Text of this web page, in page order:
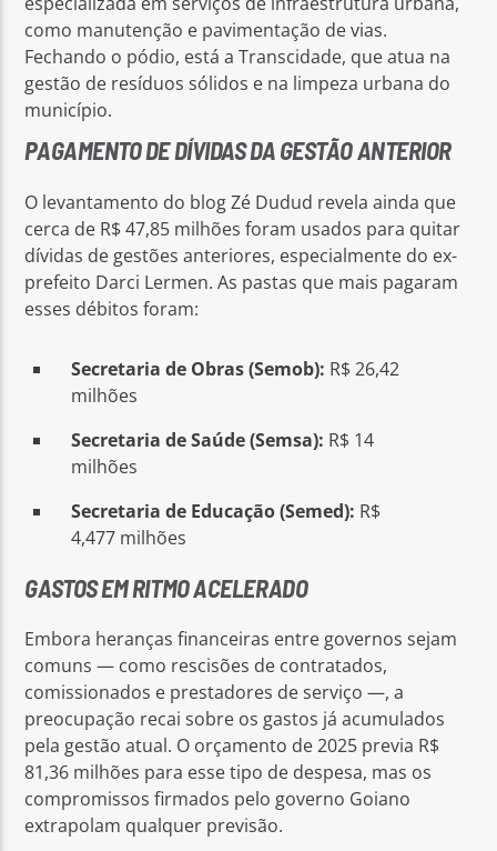
como manutenção e pavimentação de vias.
Fechando o pódio, está a Transcidade, que atua na
gestão de resíduos sólidos e na limpeza urbana do
município.
PAGAMENTO DE DÍVIDAS DA GESTÃO ANTERIOR
O levantamento do blog Zé Dudud revela ainda que
cerca de R$ 47,85 milhões foram usados para quitar
dívidas de gestões anteriores, especialmente do ex-
prefeito Darci Lermen. As pastas que mais pagaram
esses débitos foram:
Secretaria de Obras (Semob): R$ 26,42
milhões
Secretaria de Saúde (Semsa): R$ 14
milhões
Secretaria de Educação (Semed): R$
4,477 milhões
GASTOS EM RITMO ACELERADO
Embora heranças financeiras entre governos sejam
comuns — como rescisões de contratados,
comissionados e prestadores de serviço —, a
preocupação recai sobre os gastos já acumulados
pela gestão atual. O orçamento de 2025 previa R$
81,36 milhões para esse tipo de despesa, mas os
compromissos firmados pelo governo Goiano
extrapolam qualquer previsão.